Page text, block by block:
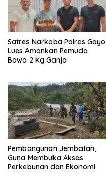
Satres Narkoba Polres Gayo
Lues Amankan Pemuda
Bawa 2 Kg Ganja
Pembangunan Jembatan,
Guna Membuka Akses
Perkebunan dan Ekonomi